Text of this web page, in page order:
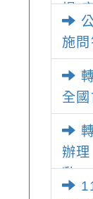
場-
演」
施
全
辦
動
踴躍參加